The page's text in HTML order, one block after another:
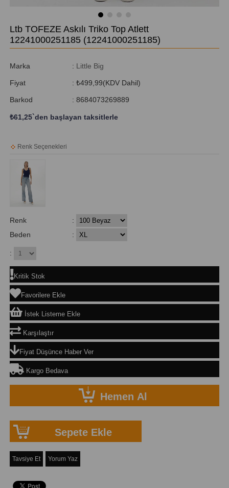
Ltb TOFEZE Askılı Triko Top Atlett
12241000251185 (12241000251185)
Marka : Little Big
Fiyat : ₺499,99(KDV Dahil)
Barkod : 8684073269889
₺61,25`den başlayan taksitlerle
Renk Seçenekleri
Renk
:
Beden
:
:
Kritik Stok
Favorilere Ekle
İstek Listeme Ekle
Karşılaştır
Fiyat Düşünce Haber Ver
Kargo Bedava
Tavsiye Et Yorum Yaz